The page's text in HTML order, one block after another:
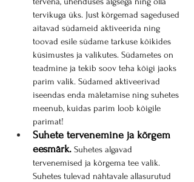
tervikuga üks. Just kõrgemad sagedused
aitavad südameid aktiveerida ning
toovad esile südame tarkuse kõikides
küsimustes ja valikutes. Südametes on
teadmine ja tekib soov teha kõigi jaoks
parim valik. Südamed aktiveerivad
iseendas enda mäletamise ning suhetes
meenub, kuidas parim loob kõigile
parimat!
Suhete tervenemine ja kõrgem
eesmärk. Suhetes algavad
tervenemised ja kõrgema tee valik.
Suhetes tulevad nähtavale allasurutud